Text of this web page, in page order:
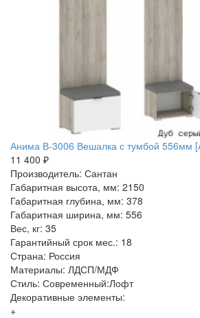
Анима В-3006 Вешалка с тумбой 556мм
11 400 ₽
Производитель: Сантан
Габаритная высота, мм: 2150
Габаритная глубина, мм: 378
Габаритная ширина, мм: 556
Вес, кг: 35
Гарантийный срок мес.: 18
Страна: Россия
Материалы: ЛДСП/МДФ
Стиль: Современный:Лофт
Декоративные элементы:
+